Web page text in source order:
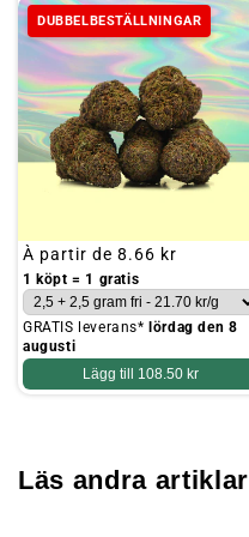
DUBBELBESTÄLLNINGAR
Ordinarie
pris
À partir de 8.66 kr
1 köpt = 1 gratis
GRATIS leverans* lördag den 8
augusti
Lägg till 108.50 kr
Läs andra artiklar